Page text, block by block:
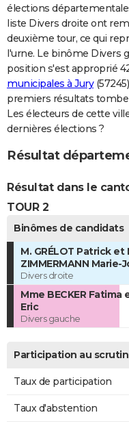
FORUM
Bricolage
Lifestyle
Culture
Sport
Auto
Television
Voyage
Cinema
élections
liste Divers droite ont
deuxième tour, ce qui
l'urne. Le binôme Divers
position s'est approprié
municipales à Jury
premiers résultats
Les électeurs de cette
dernières élections ?
Résultat
Résultat dans le
TOUR 2
Binômes de candidats
M. GRÉLOT Patrick et
ZIMMERMANN Marie-
Divers droite
Mme BECKER Fatima
Eric
Divers gauche
Participation au scrutin
Taux de participation
Taux d'abstention